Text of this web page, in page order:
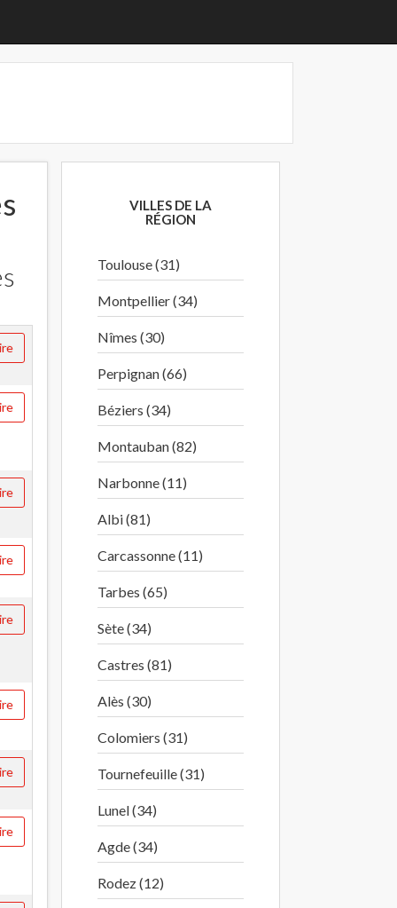
VILLES DE LA
RÉGION
Toulouse (31)
Montpellier (34)
Nîmes (30)
Perpignan (66)
Béziers (34)
Montauban (82)
Narbonne (11)
Albi (81)
Carcassonne (11)
Tarbes (65)
Sète (34)
Castres (81)
Alès (30)
Colomiers (31)
Tournefeuille (31)
Lunel (34)
Agde (34)
Rodez (12)